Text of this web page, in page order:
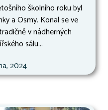
školního roku byl
a Osmy. Konal se ve
v nádherných
sálu...
2024